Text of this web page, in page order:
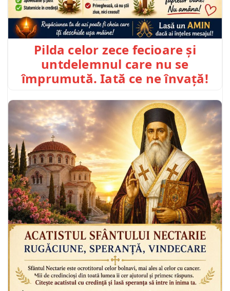
Pilda celor zece fecioare și
untdelemnul care nu se
împrumută. Iată ce ne învață!